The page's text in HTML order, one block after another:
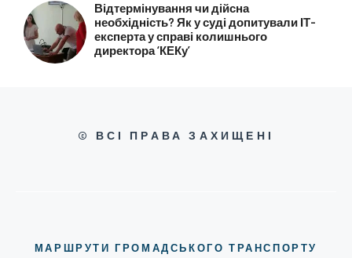
Відтермінування чи дійсна
необхідність? Як у суді допитували ІТ-
експерта у справі колишнього
директора ‘КЕКу’
© ВСІ ПРАВА ЗАХИЩЕНІ
МАРШРУТИ ГРОМАДСЬКОГО ТРАНСПОРТУ